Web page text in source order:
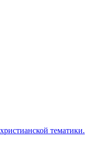
тематики.